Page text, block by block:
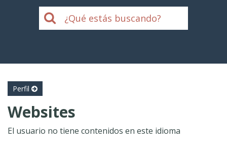
Perfil
Websites
El usuario no tiene contenidos en este idioma